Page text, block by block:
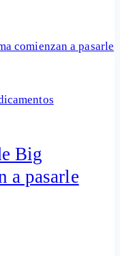
Big
a pasarle